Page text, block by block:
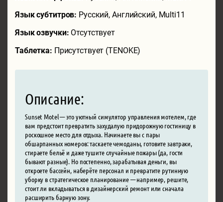
Язык субтитров: Русский, Английский, Multi11
Язык озвучки: Отсутствует
Таблетка: Присутствует (TENOKE)
Описание:
Sunset Motel — это уютный симулятор управления мотелем, где
вам предстоит превратить захудалую придорожную гостиницу в
роскошное место для отдыха. Начинаете вы с пары
обшарпанных номеров: таскаете чемоданы, готовите завтраки,
стираете бельё и даже тушите случайные пожары (да, гости
бывают разные). Но постепенно, зарабатывая деньги, вы
откроете бассейн, наберёте персонал и превратите рутинную
уборку в стратегическое планирование — например, решите,
стоит ли вкладываться в дизайнерский ремонт или сначала
расширить барную зону.